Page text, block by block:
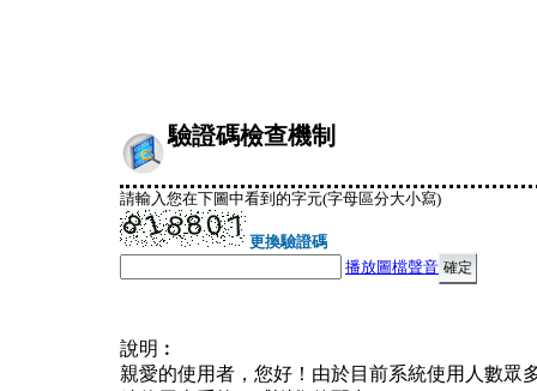
驗證碼檢查機制
請輸入您在下圖中看到的字元(字母區分大小寫)
更換驗證碼
播放圖檔聲音
說明︰
親愛的使用者，您好！由於目前系統使用人數眾